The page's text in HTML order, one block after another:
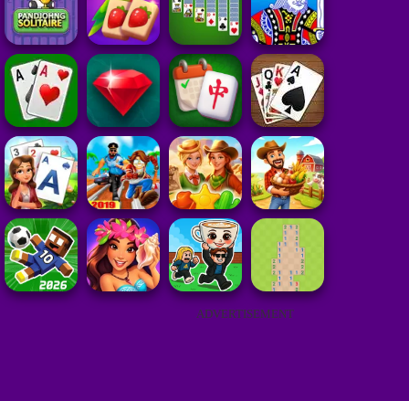
ADVERTISEMENT